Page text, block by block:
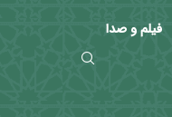
فیلم و صدا